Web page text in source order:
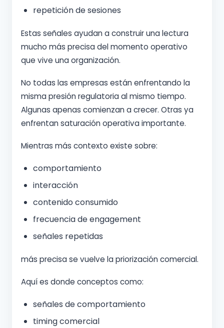
repetición de sesiones
Estas señales ayudan a construir una lectura
mucho más precisa del momento operativo
que vive una organización.
No todas las empresas están enfrentando la
misma presión regulatoria al mismo tiempo.
Algunas apenas comienzan a crecer. Otras ya
enfrentan saturación operativa importante.
Mientras más contexto existe sobre:
comportamiento
interacción
contenido consumido
frecuencia de engagement
señales repetidas
más precisa se vuelve la priorización comercial.
Aquí es donde conceptos como:
señales de comportamiento
timing comercial